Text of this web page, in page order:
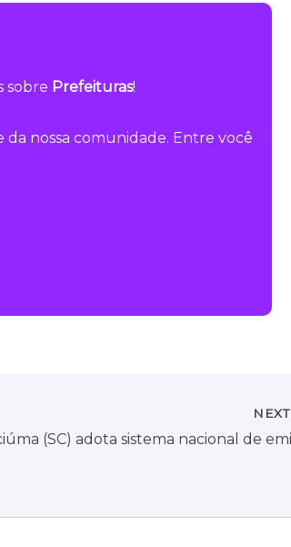
sobre Prefeituras!
da nossa comunidade. Entre você
NEXT